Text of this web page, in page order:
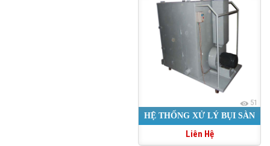
51
HỆ THỐNG XỬ LÝ BỤI SÀN
Liên Hệ